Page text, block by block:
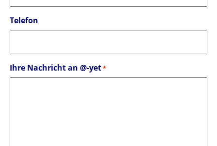
Telefon
Ihre Nachricht an @-yet*